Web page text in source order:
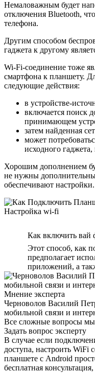
Немаловажным будет
отключения Bluetooth,
телефона.
Другим способом
гаджета к другому
Wi-Fi-соединение тоже
смартфона к планшету.
следующие действия:
в устройстве-
включается поиск
принимающем
затем найденная
может
исходного гаджета,
Хорошим дополнением
не нужны
обеспечивают настройки.
Как включить вай
Этот способ, как
предполагает
приложений, а
Мнение эксперта
Черноволов Василий
мобильной связи и
Все сложные вопросы
Задать вопрос эксперту
В случае если
доступа, настроить WiFi
планшете с Android
бесплатная